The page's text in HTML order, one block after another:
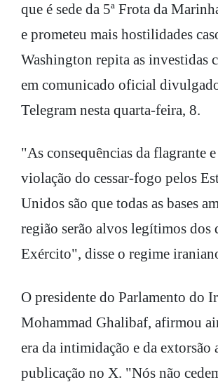
que é sede da 5ª Frota da
e prometeu mais hostilidades
Washington repita as investidas
em comunicado oficial
Telegram nesta quarta-feira, 8.
"As consequências da flagrante
violação do cessar-fogo pelos
Unidos são que todas as bases
região serão alvos legítimos dos
Exército", disse o regime
O presidente do Parlamento do
Mohammad Ghalibaf, afirmou
era da intimidação e da extorsão
publicação no X. "Nós não